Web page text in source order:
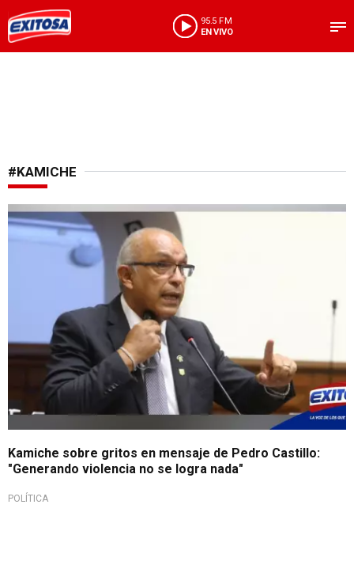
95.5 FM
EN VIVO
#KAMICHE
Kamiche sobre gritos en mensaje de Pedro Castillo:
"Generando violencia no se logra nada"
POLÍTICA